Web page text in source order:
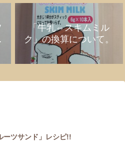
「牛乳⇔スキムミル
ク」の換算について。
ーツサンド」レシピ!!